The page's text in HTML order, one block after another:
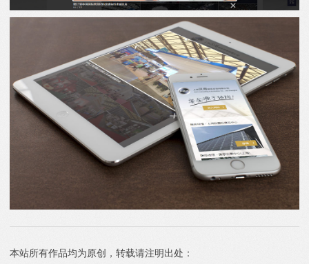
本站所有作品均为原创，转载请注明出处：